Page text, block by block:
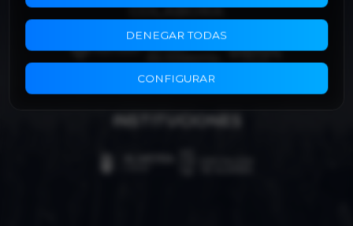
DENEGAR TODAS
CONFIGURAR
COLABORA
INSTITUCIONES